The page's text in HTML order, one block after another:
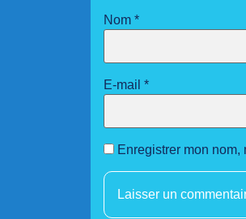
Nom *
E-mail *
Enregistrer mon